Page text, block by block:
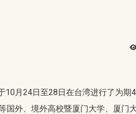
月24日至28日在台湾进行了为期
外、境外高校暨厦门大学、厦门